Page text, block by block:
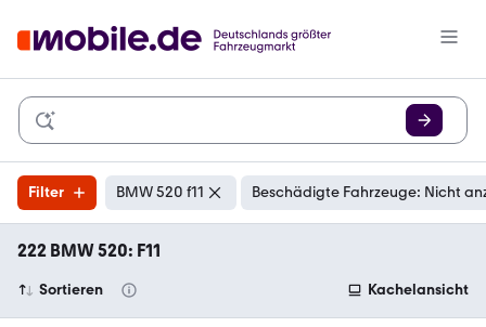
Filter BMW 520 f11 Beschädigte Fahrzeuge: Nicht
222 BMW 520: F11
Sortieren Kachelansicht